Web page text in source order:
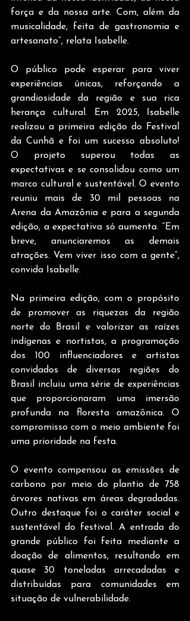
força e da nossa arte. Com, além da
musicalidade, feita de gastronomia e
artesanato”, relata Isabelle.
O público pode esperar para viver
experiências únicas, reforçando a
grandiosidade da região e sua rica
herança cultural. Em 2025, Isabelle
realizou a primeira edição do Festival
da Cunhã e foi um sucesso absoluto!
O projeto superou todas as
expectativas e se consolidou como um
marco cultural e sustentável. O evento
reuniu mais de 30 mil pessoas na
Arena da Amazônia e para a segunda
edição, a expectativa só aumenta. “Em
breve, anunciaremos as demais
atrações. Vem viver isso com a gente”,
convida Isabelle.
Na primeira edição, com o propósito
de promover as riquezas da região
norte do Brasil e valorizar as raízes
indígenas e nortistas, a programação
dos 100 influenciadores e artistas
convidados de diversas regiões do
Brasil incluiu uma série de experiências
que proporcionaram uma imersão
profunda na floresta amazônica. O
compromisso com o meio ambiente foi
uma prioridade na festa.
O evento compensou as emissões de
carbono por meio do plantio de 758
árvores nativas em áreas degradadas.
Outro destaque foi o caráter social e
sustentável do festival. A entrada do
grande público foi feita mediante a
doação de alimentos, resultando em
quase 30 toneladas arrecadadas e
distribuídas para comunidades em
situação de vulnerabilidade.